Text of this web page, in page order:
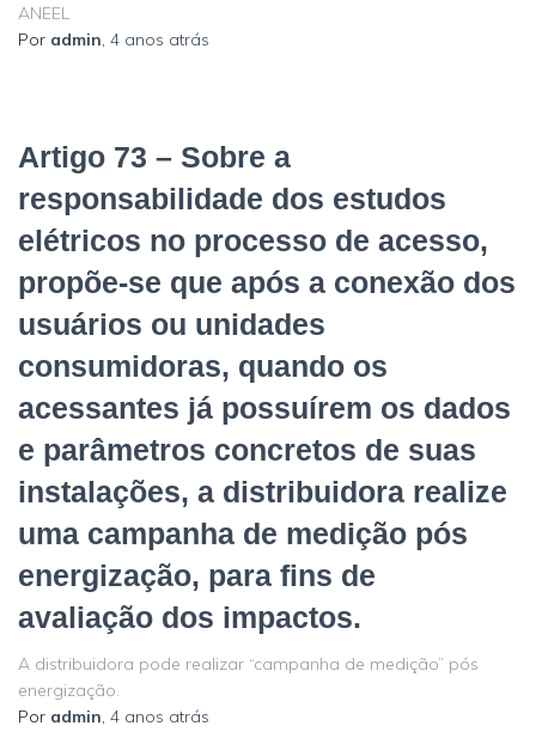
ANEEL
Por admin, 4 anos atrás
Artigo 73 – Sobre a
responsabilidade dos estudos
elétricos no processo de acesso,
propõe-se que após a conexão dos
usuários ou unidades
consumidoras, quando os
acessantes já possuírem os dados
e parâmetros concretos de suas
instalações, a distribuidora realize
uma campanha de medição pós
energização, para fins de
avaliação dos impactos.
A distribuidora pode realizar “campanha de medição” pós
energização.
Por admin, 4 anos atrás